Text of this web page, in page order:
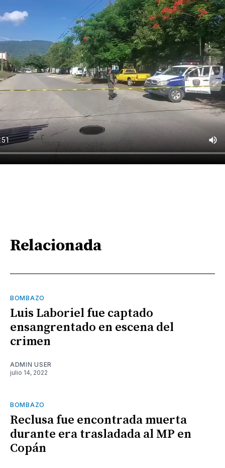
Relacionada
BOMBAZO
Luis Laboriel fue captado
ensangrentado en escena del
crimen
ADMIN USER
julio 14, 2022
BOMBAZO
Reclusa fue encontrada muerta
durante era trasladada al MP en
Copán